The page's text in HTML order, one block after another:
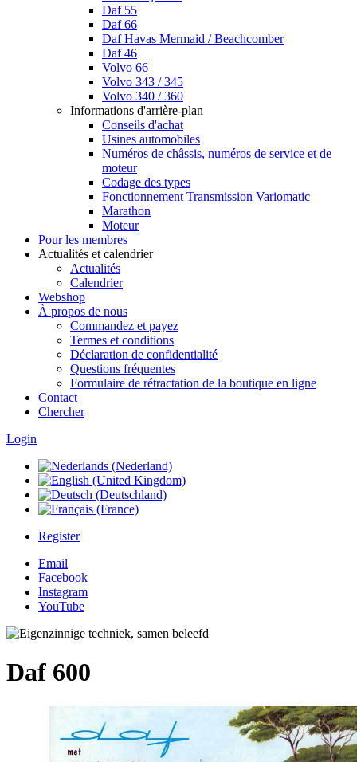
Daf 55
Daf 66
Daf Havas Mermaid / Beachcomber
Daf 46
Volvo 66
Volvo 343 / 345
Volvo 340 / 360
Informations d'arrière-plan
Conseils d'achat
Usines automobiles
Numéros de châssis, numéros de service et de
moteur
Codage des types
Fonctionnement Transmission Variomatic
Marathon
Moteur
Pour les membres
Actualités et calendrier
Actualités
Calendrier
Webshop
À propos de nous
Commandez et payez
Termes et conditions
Déclaration de confidentialité
Questions fréquentes
Formulaire de rétractation de la boutique en ligne
Contact
Chercher
Login
Register
Email
Facebook
Instagram
YouTube
Daf 600